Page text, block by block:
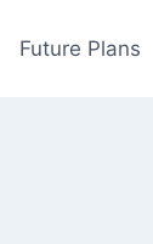
Future Plans